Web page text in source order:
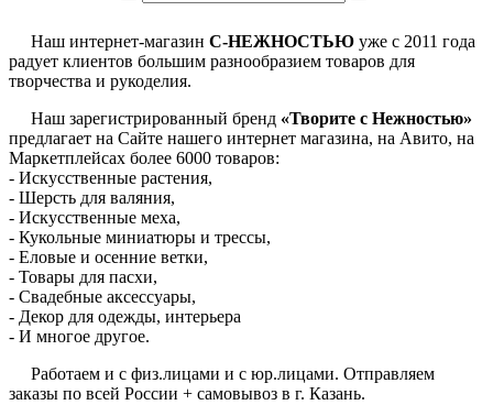
Наш интернет-магазин С-НЕЖНОСТЬЮ уже с 2011 года
радует клиентов большим разнообразием товаров для
творчества и рукоделия.
Наш зарегистрированный бренд «Творите с Нежностью»
предлагает на Сайте нашего интернет магазина, на Авито, на
Маркетплейсах более 6000 товаров:
- Искусственные растения,
- Шерсть для валяния,
- Искусственные меха,
- Кукольные миниатюры и трессы,
- Еловые и осенние ветки,
- Товары для пасхи,
- Свадебные аксессуары,
- Декор для одежды, интерьера
- И многое другое.
Работаем и с физ.лицами и с юр.лицами. Отправляем
заказы по всей России + самовывоз в г. Казань.